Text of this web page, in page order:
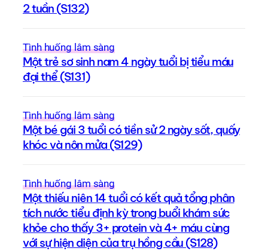
2 tuần (S132)
Tình huống lâm sàng
Một trẻ sơ sinh nam 4 ngày tuổi bị tiểu máu
đại thể (S131)
Tình huống lâm sàng
Một bé gái 3 tuổi có tiền sử 2 ngày sốt, quấy
khóc và nôn mửa (S129)
Tình huống lâm sàng
Một thiếu niên 14 tuổi có kết quả tổng phân
tích nước tiểu định kỳ trong buổi khám sức
khỏe cho thấy 3+ protein và 4+ máu cùng
với sự hiện diện của trụ hồng cầu (S128)